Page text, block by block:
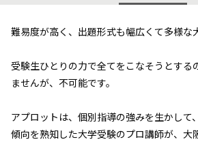
難易度が高く、出題形式も幅広くて多様な
受験生ひとりの力で全てをこなそうとする
ませんが、不可能です。
アプロットは、個別指導の強みを生かして
傾向を熟知した大学受験のプロ講師が、大